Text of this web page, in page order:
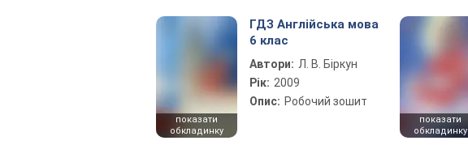
показати
обкладинку
ГДЗ Англійська мова
6 клас
Автори: Л. В. Біркун
Рік: 2009
Опис: Робочий зошит
показати
обкладинку